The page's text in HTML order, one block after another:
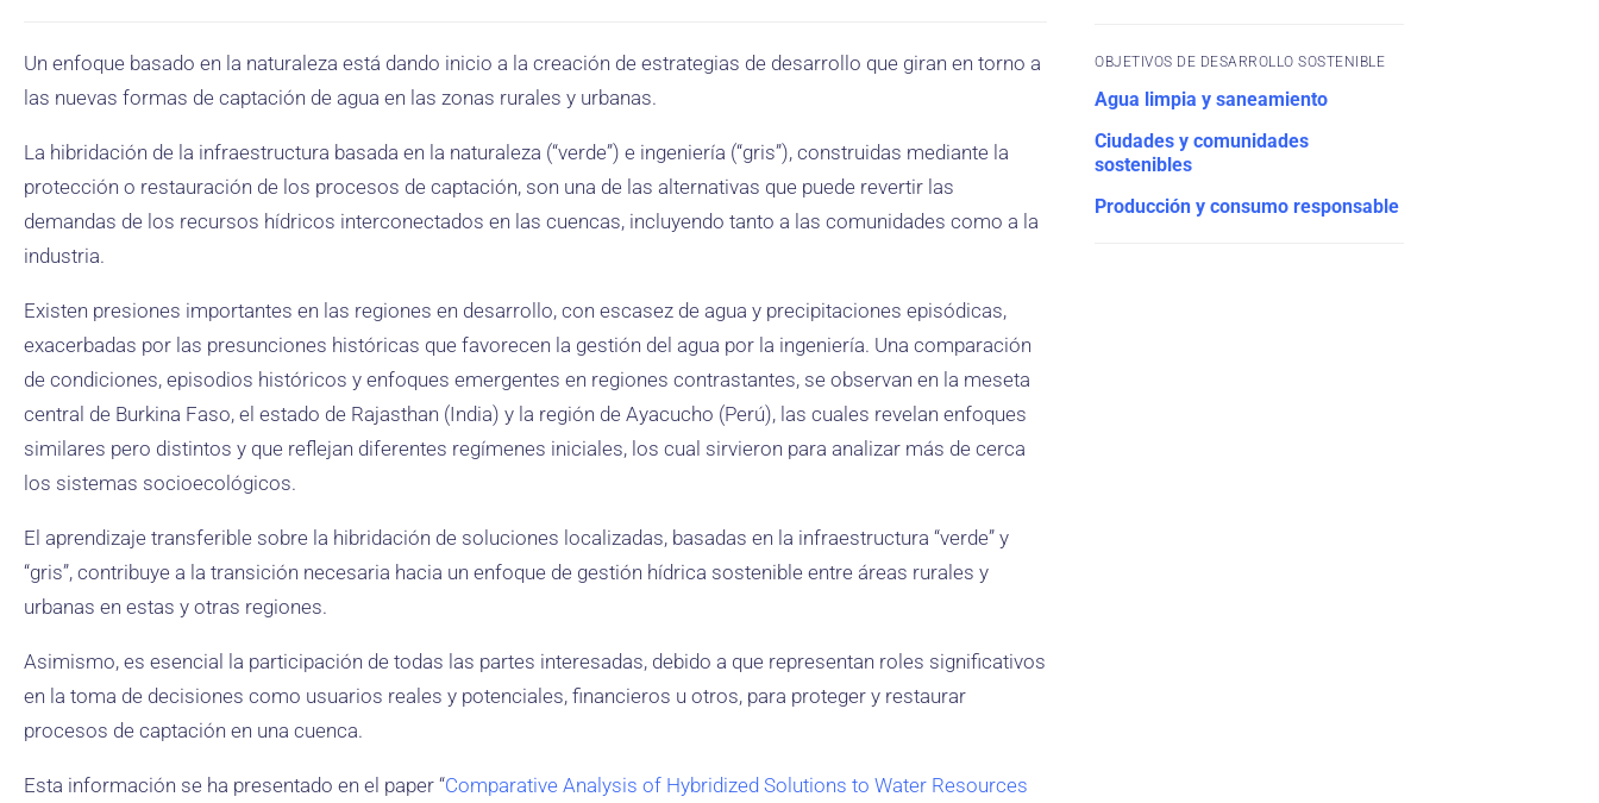
Un enfoque basado en la naturaleza está dando inicio a la creación de estrategias de desarrollo que giran en torno a
las nuevas formas de captación de agua en las zonas rurales y urbanas.
La hibridación de la infraestructura basada en la naturaleza (“verde”) e ingeniería (“gris”), construidas mediante la
protección o restauración de los procesos de captación, son una de las alternativas que puede revertir las
demandas de los recursos hídricos interconectados en las cuencas, incluyendo tanto a las comunidades como a la
industria.
Existen presiones importantes en las regiones en desarrollo, con escasez de agua y precipitaciones episódicas,
exacerbadas por las presunciones históricas que favorecen la gestión del agua por la ingeniería. Una comparación
de condiciones, episodios históricos y enfoques emergentes en regiones contrastantes, se observan en la meseta
central de Burkina Faso, el estado de Rajasthan (India) y la región de Ayacucho (Perú), las cuales revelan enfoques
similares pero distintos y que reflejan diferentes regímenes iniciales, los cual sirvieron para analizar más de cerca
los sistemas socioecológicos.
El aprendizaje transferible sobre la hibridación de soluciones localizadas, basadas en la infraestructura “verde” y
“gris”, contribuye a la transición necesaria hacia un enfoque de gestión hídrica sostenible entre áreas rurales y
urbanas en estas y otras regiones.
Asimismo, es esencial la participación de todas las partes interesadas, debido a que representan roles significativos
en la toma de decisiones como usuarios reales y potenciales, financieros u otros, para proteger y restaurar
procesos de captación en una cuenca.
Esta información se ha presentado en el paper “Comparative Analysis of Hybridized Solutions to Water Resources
OBJETIVOS DE DESARROLLO SOSTENIBLE
Agua limpia y saneamiento
Ciudades y comunidades
sostenibles
Producción y consumo responsable